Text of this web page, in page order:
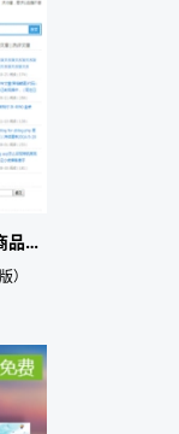
[PHP] 简单页面for zbp 简单商品图片展示版本
）